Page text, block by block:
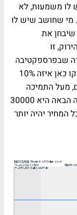
לו משמעות, לא
מי שחושב שיש לו
שיבחן את
זו
שבפרספקטיבה
רחבה נראה לא דרמטי אבל באחוזים נמחקו כאן איזה 10%
מעל התמיכה
ב-40000 דולר מתאים להסתכל. התמיכה הבאה היא 30000
המחיר יהיה יותר